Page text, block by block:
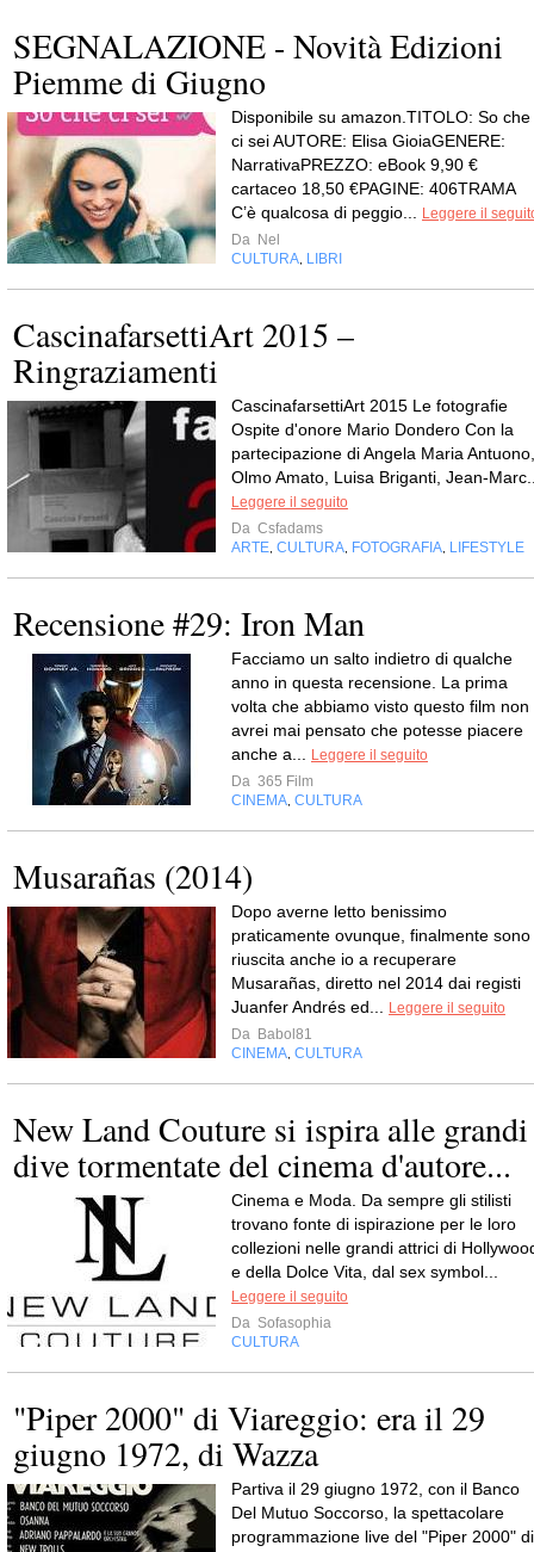
SEGNALAZIONE - Novità Edizioni
Piemme di Giugno
Disponibile su amazon.TITOLO: So che
ci sei AUTORE: Elisa GioiaGENERE:
NarrativaPREZZO: eBook 9,90 €
cartaceo 18,50 €PAGINE: 406TRAMA
C’è qualcosa di peggio...
Leggere il
Da Nel
CULTURA LIBRI
CascinafarsettiArt 2015 –
Ringraziamenti
CascinafarsettiArt 2015 Le fotografie
Ospite d'onore Mario Dondero Con la
partecipazione di Angela Maria Antuono,
Olmo Amato, Luisa Briganti, Jean-
Leggere il seguito
Da Csfadams
ARTE CULTURA FOTOGRAFIA LIFESTYLE
Recensione #29: Iron Man
Facciamo un salto indietro di qualche
anno in questa recensione. La prima
volta che abbiamo visto questo film non
avrei mai pensato che potesse piacere
anche a...
Leggere il seguito
Da 365 Film
CINEMA CULTURA
Musarañas (2014)
Dopo averne letto benissimo
praticamente ovunque, finalmente sono
riuscita anche io a recuperare
Musarañas, diretto nel 2014 dai registi
Juanfer Andrés ed...
Leggere il seguito
Da Babol81
CINEMA CULTURA
New Land Couture si ispira alle grandi
dive tormentate del cinema d'autore...
Cinema e Moda. Da sempre gli stilisti
trovano fonte di ispirazione per le loro
collezioni nelle grandi attrici di
e della Dolce Vita, dal sex symbol...
Leggere il seguito
Da Sofasophia
CULTURA
"Piper 2000" di Viareggio: era il 29
giugno 1972, di Wazza
Partiva il 29 giugno 1972, con il Banco
Del Mutuo Soccorso, la spettacolare
programmazione live del "Piper 2000" di